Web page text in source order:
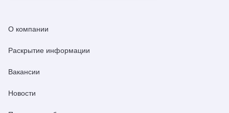
О компании
Раскрытие информации
Вакансии
Новости